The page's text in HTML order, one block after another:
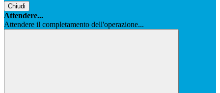
Chiudi
Attendere...
Attendere il completamento dell'operazione...